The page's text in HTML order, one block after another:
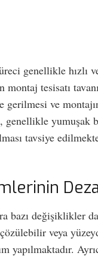
genellikle hızlı
montaj tesisatı
ve
yumuşak
tavsiye
bazı değişiklikler
veya
yapılmaktadır.